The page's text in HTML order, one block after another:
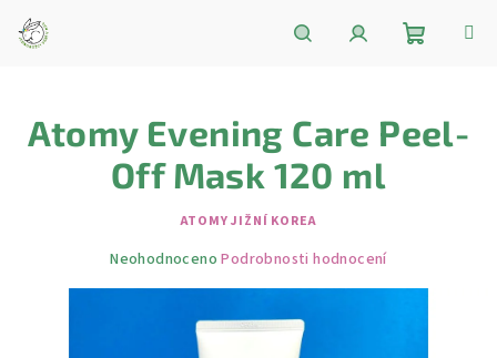
obsah
košík
Atomy Evening Care Peel-
Off Mask 120 ml
ATOMY JIŽNÍ KOREA
Průměrné
Neohodnoceno Podrobnosti hodnocení